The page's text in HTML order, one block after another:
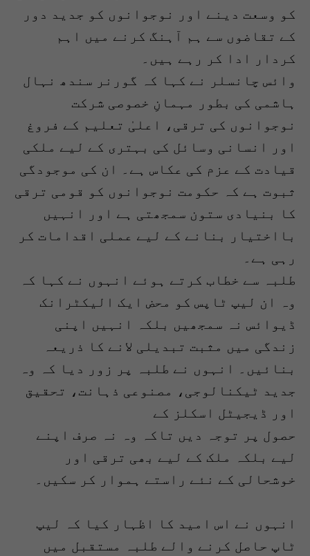
کو وسعت دینے اور نوجوانوں کو جدید دور
کے تقاضوں سے ہم آہنگ کرنے میں اہم
کردار ادا کر رہے ہیں۔
وائس چانسلر نے کہا کہ گورنر سندھ نہال
ہاشمی کی بطور مہمانِ خصوصی شرکت
نوجوانوں کی ترقی، اعلیٰ تعلیم کے فروغ
اور انسانی وسائل کی بہتری کے لیے ملکی
قیادت کے عزم کی عکاس ہے۔ ان کی موجودگی
ثبوت ہے کہ حکومت نوجوانوں کو قومی ترقی
کا بنیادی ستون سمجھتی ہے اور انہیں
بااختیار بنانے کے لیے عملی اقدامات کر
رہی ہے۔
طلبہ سے خطاب کرتے ہوئے انہوں نے کہا کہ
وہ ان لیپ ٹاپس کو محض ایک الیکٹرانک
ڈیوائس نہ سمجھیں بلکہ انہیں اپنی
زندگی میں مثبت تبدیلی لانے کا ذریعہ
بنائیں۔ انہوں نے طلبہ پر زور دیا کہ وہ
جدید ٹیکنالوجی، مصنوعی ذہانت، تحقیق
اور ڈیجیٹل اسکلز کے
حصول پر توجہ دیں تاکہ وہ نہ صرف اپنے
لیے بلکہ ملک کے لیے بھی ترقی اور
خوشحالی کے نئے راستے ہموار کر سکیں۔
انہوں نے اس امید کا اظہار کیا کہ لیپ
ٹاپ حاصل کرنے والے طلبہ مستقبل میں